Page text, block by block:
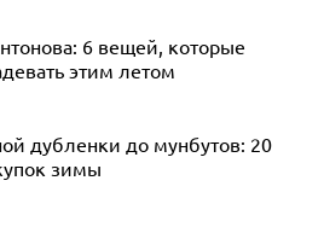
6 вещей, которые
этим летом
дубленки до мунбутов: 20
зимы